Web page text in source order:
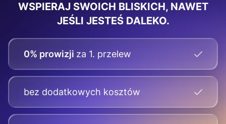
WSPIERAJ SWOICH BLISKICH, NAWET
JEŚLI JESTEŚ DALEKO.
0% prowizji za 1. przelew
bez dodatkowych kosztów